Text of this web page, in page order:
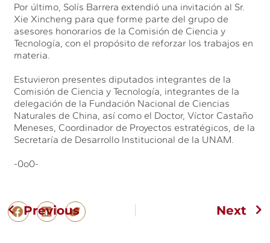
Por último, Solís Barrera extendió una invitación al Sr.
Xie Xincheng para que forme parte del grupo de
asesores honorarios de la Comisión de Ciencia y
Tecnología, con el propósito de reforzar los trabajos en
materia.
Estuvieron presentes diputados integrantes de la
Comisión de Ciencia y Tecnología, integrantes de la
delegación de la Fundación Nacional de Ciencias
Naturales de China, así como el Doctor, Víctor Castaño
Meneses, Coordinador de Proyectos estratégicos, de la
Secretaría de Desarrollo Institucional de la UNAM.
-0o0-
Previous Next